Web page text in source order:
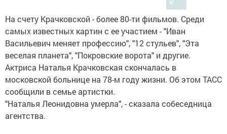
На счету Крачковской - более 80-ти фильмов. Среди
самых известных картин с ее участием - "Иван
Васильевич меняет профессию", "12 стульев", "Эта
веселая планета", "Покровские ворота" и другие.
Актриса Наталья Крачковская скончалась в
московской больнице на 78-м году жизни. Об этом ТАСС
сообщили в семье артистки.
"Наталья Леонидовна умерла", - сказала собеседница
агентства.